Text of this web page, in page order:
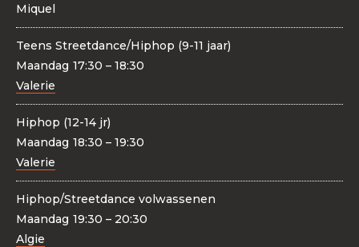
Miquel
Maandag 17:30 – 18:30
Teens Streetdance/Hiphop (9-11 jaar)
Valerie
Maandag 18:30 – 19:30
Hiphop (12-14 jr)
Valerie
Maandag 19:30 – 20:30
Hiphop/Streetdance volwassenen
Algie